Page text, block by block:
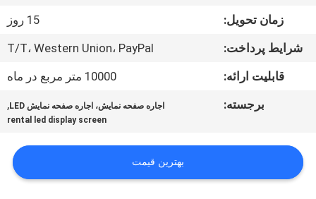
اخبار
سیاست
حفظ
زمان تحویل:
15 روز
شرایط پرداخت:
T/T، Western Union، PayPal
قابلیت ارائه:
10000 متر مربع در ماه
برجسته:
اجاره صفحه نمایش، اجاره صفحه نمایش LED ,
rental led display screen
بهترین قیمت